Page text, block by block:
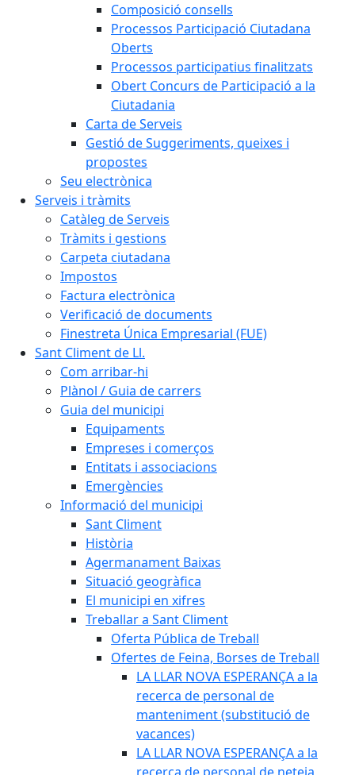
Composició consells
Processos Participació Ciutadana
Oberts
Processos participatius finalitzats
Obert Concurs de Participació a la
Ciutadania
Carta de Serveis
Gestió de Suggeriments, queixes i
propostes
Seu electrònica
Serveis i tràmits
Catàleg de Serveis
Tràmits i gestions
Carpeta ciutadana
Impostos
Factura electrònica
Verificació de documents
Finestreta Única Empresarial (FUE)
Sant Climent de Ll.
Com arribar-hi
Plànol / Guia de carrers
Guia del municipi
Equipaments
Empreses i comerços
Entitats i associacions
Emergències
Informació del municipi
Sant Climent
Història
Agermanament Baixas
Situació geogràfica
El municipi en xifres
Treballar a Sant Climent
Oferta Pública de Treball
Ofertes de Feina, Borses de Treball
LA LLAR NOVA ESPERANÇA a la
recerca de personal de
manteniment (substitució de
vacances)
LA LLAR NOVA ESPERANÇA a la